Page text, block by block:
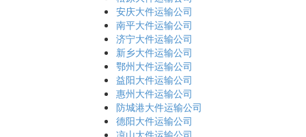
安庆大件运输公司
南平大件运输公司
济宁大件运输公司
新乡大件运输公司
鄂州大件运输公司
益阳大件运输公司
惠州大件运输公司
防城港大件运输公司
德阳大件运输公司
凉山大件运输公司